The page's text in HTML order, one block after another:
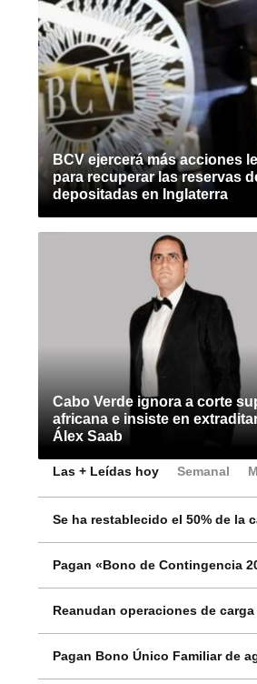
BCV ejercerá más acciones
para recuperar las reservas
depositadas en Inglaterra
Cabo Verde ignora a corte
africana e insiste en
Álex Saab
Las + Leídas hoy Semanal
Se ha restablecido el 50% de la
Pagan «Bono de Contingencia
Reanudan operaciones de
Pagan Bono Único Familiar de